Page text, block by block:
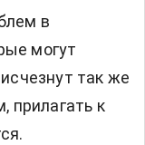
в
могут
так же
прилагать к